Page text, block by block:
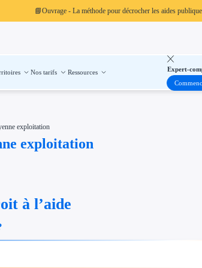
📘Ouvrage - La méthode pour décrocher les aides
Nos tarifs Ressources
Expert-
exploitation
exploitation
à l’aide